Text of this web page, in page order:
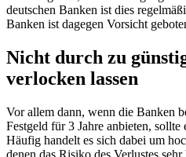
deutschen Banken ist dies
Banken ist dagegen Vorsicht
Nicht durch zu
verlocken lassen
Vor allem dann, wenn die Banken
Festgeld für 3 Jahre anbieten,
Häufig handelt es sich dabei um
denen das Risiko des Verlustes